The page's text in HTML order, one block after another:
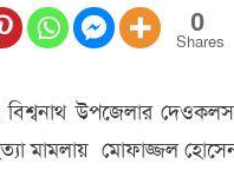
খুনের
মামলায়
:
৩
0
Shares
বিশ্বনাথ উপজেলার
মামলায় মোফাজ্জল